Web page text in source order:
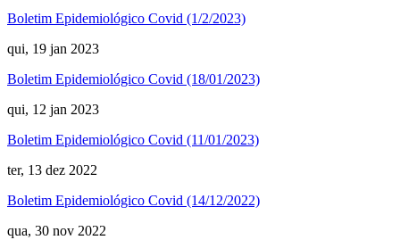
Boletim Epidemiológico Covid (1/2/2023)
qui, 19 jan 2023
Boletim Epidemiológico Covid (18/01/2023)
qui, 12 jan 2023
Boletim Epidemiológico Covid (11/01/2023)
ter, 13 dez 2022
Boletim Epidemiológico Covid (14/12/2022)
qua, 30 nov 2022